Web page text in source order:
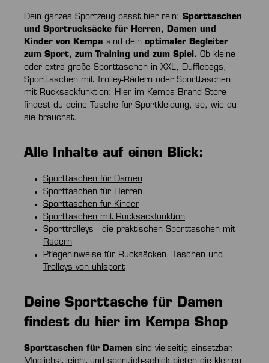
Dein ganzes Sportzeug passt hier rein: Sporttaschen
und Sportrucksäcke für Herren, Damen und
Kinder von Kempa sind dein optimaler Begleiter
zum Sport, zum Training und zum Spiel. Ob kleine
oder extra große Sporttaschen in XXL, Dufflebags,
Sporttaschen mit Trolley-Rädern oder Sporttaschen
mit Rucksackfunktion: Hier im Kempa Brand Store
findest du deine Tasche für Sportkleidung, so, wie du
sie brauchst.
Alle Inhalte auf einen Blick:
Sporttaschen für Damen
Sporttaschen für Herren
Sporttaschen für Kinder
Sporttaschen mit Rucksackfunktion
Sporttrolleys - die praktischen Sporttaschen mit
Rädern
Pflegehinweise für Rucksäcken, Taschen und
Trolleys von uhlsport
Deine Sporttasche für Damen
findest du hier im Kempa Shop
Sporttaschen für Damen sind vielseitig einsetzbar.